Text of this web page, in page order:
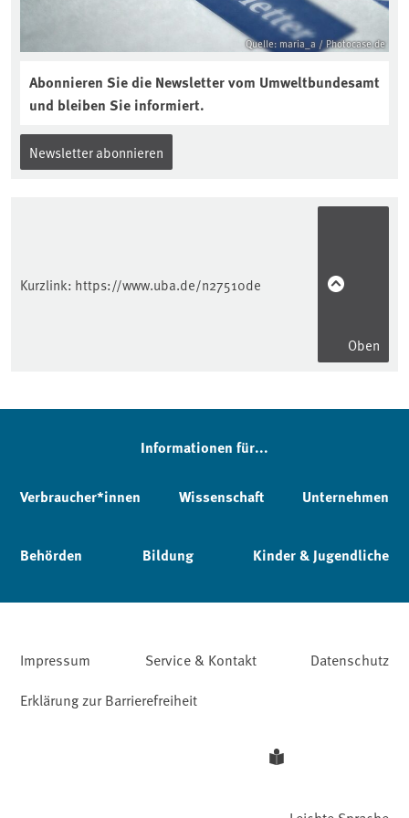
Quelle: maria_a / Photocase.de
Abonnieren Sie die Newsletter vom Umweltbundesamt
und bleiben Sie informiert.
Newsletter abonnieren
Kurzlink: https://www.uba.de/n27510de
Oben
Informationen für...
Verbraucher*innen Wissenschaft Unternehmen
Behörden Bildung Kinder & Jugendliche
Impressum Service & Kontakt
Datenschutz
Erklärung zur Barrierefreiheit